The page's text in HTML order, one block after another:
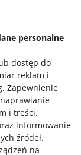
personalne
dostęp do
reklam i
. Zapewnienie
i treści.
informowanie
źródeł.
na